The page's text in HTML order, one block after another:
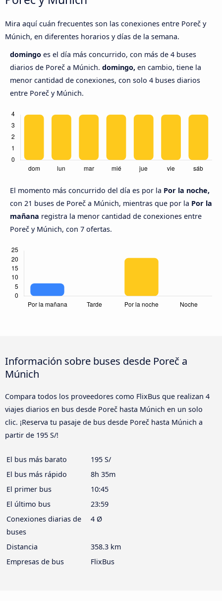
Mira aquí cuán frecuentes son las conexiones entre Poreč y
Múnich, en diferentes horarios y días de la semana.
domingo es el día más concurrido, con más de 4 buses
diarios de Poreč a Múnich. domingo, en cambio, tiene la
menor cantidad de conexiones, con solo 4 buses diarios
entre Poreč y Múnich.
El momento más concurrido del día es por la Por la noche,
con 21 buses de Poreč a Múnich, mientras que por la Por la
mañana registra la menor cantidad de conexiones entre
Poreč y Múnich, con 7 ofertas.
Información sobre buses desde Poreč a
Múnich
Compara todos los proveedores como FlixBus que realizan 4
viajes diarios en bus desde Poreč hasta Múnich en un solo
clic. ¡Reserva tu pasaje de bus desde Poreč hasta Múnich a
partir de 195 S/!
El bus más barato
195 S/
El bus más rápido
8h 35m
El primer bus
10:45
El último bus
23:59
Conexiones diarias de
buses
4 Ø
Distancia
358.3 km
Empresas de bus
FlixBus